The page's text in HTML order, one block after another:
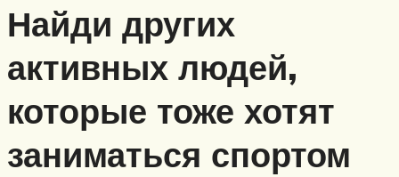
Найди других
активных людей,
которые тоже хотят
заниматься спортом